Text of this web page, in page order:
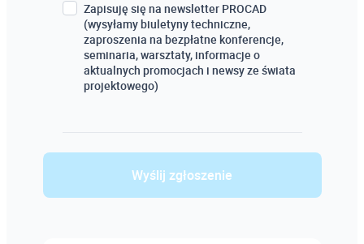
Zapisuję się na newsletter PROCAD
(wysyłamy biuletyny techniczne,
zaproszenia na bezpłatne konferencje,
seminaria, warsztaty, informacje o
aktualnych promocjach i newsy ze świata
projektowego)
Wyślij zgłoszenie